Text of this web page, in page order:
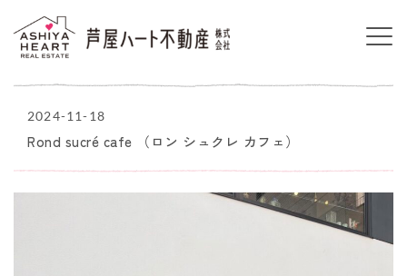
2024-11-18
Rond sucré cafe （ロン シュクレ カフェ）